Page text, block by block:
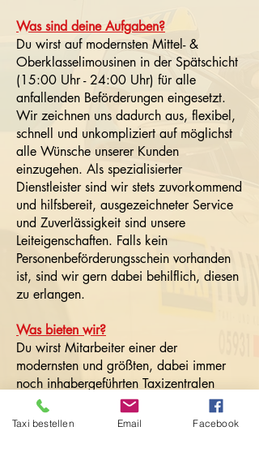
Was sind deine Aufgaben?
Du wirst auf modernsten Mittel- &
Oberklasselimousinen in der Spätschicht
(15:00 Uhr - 24:00 Uhr) für alle
anfallenden Beförderungen eingesetzt.
Wir zeichnen uns dadurch aus, flexibel,
schnell und unkompliziert auf möglichst
alle Wünsche unserer Kunden
einzugehen. Als spezialisierter
Dienstleister sind wir stets zuvorkommend
und hilfsbereit, ausgezeichneter Service
und Zuverlässigkeit sind unsere
Leiteigenschaften. Falls kein
Personenbeförderungsschein vorhanden
ist, sind wir gern dabei behilflich, diesen
zu erlangen.
Was bieten wir?
Du wirst Mitarbeiter einer der
modernsten und größten, dabei immer
noch inhabergeführten Taxizentralen
Norddeutschlands. Aktuellste Leit- und
Dispositionstechnik auf der Höhe der
Taxi bestellen Email Facebook